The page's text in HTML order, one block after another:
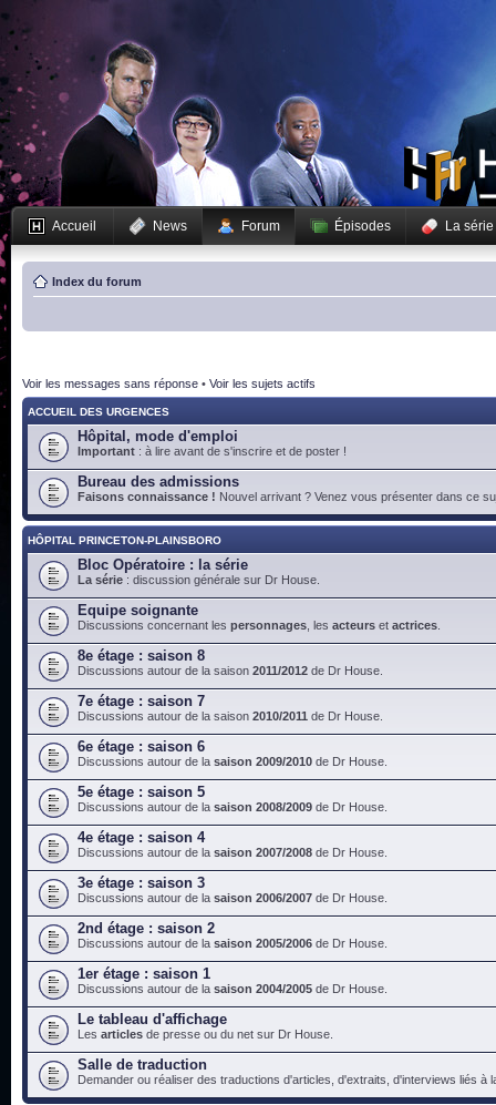
Accueil News Forum Épisodes La série
Index du forum
Voir les messages sans réponse • Voir les sujets actifs
ACCUEIL DES URGENCES
Hôpital, mode d'emploi
Important : à lire avant de s'inscrire et de poster !
Bureau des admissions
Faisons connaissance ! Nouvel arrivant ? Venez vous présenter dans ce
HÔPITAL PRINCETON-PLAINSBORO
Bloc Opératoire : la série
La série : discussion générale sur Dr House.
Equipe soignante
Discussions concernant les personnages , les acteurs et actrices
8e étage : saison 8
Discussions autour de la saison 2011/2012 de Dr House.
7e étage : saison 7
Discussions autour de la saison 2010/2011 de Dr House.
6e étage : saison 6
Discussions autour de la saison 2009/2010 de Dr House.
5e étage : saison 5
Discussions autour de la saison 2008/2009 de Dr House.
4e étage : saison 4
Discussions autour de la saison 2007/2008 de Dr House.
3e étage : saison 3
Discussions autour de la saison 2006/2007 de Dr House.
2nd étage : saison 2
Discussions autour de la saison 2005/2006 de Dr House.
1er étage : saison 1
Discussions autour de la saison 2004/2005 de Dr House.
Le tableau d'affichage
Les articles de presse ou du net sur Dr House.
Salle de traduction
Demander ou réaliser des traductions d'articles, d'extraits, d'interviews liés à